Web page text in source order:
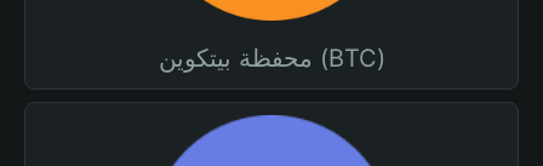
محفظة بيتكوين (BTC)